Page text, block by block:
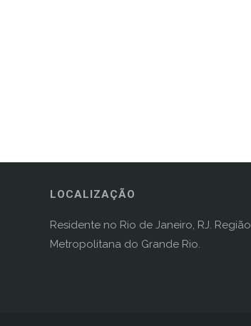
LOCALIZAÇÃO
Residente no Rio de Janeiro, RJ. Região
Metropolitana do Grande Rio.